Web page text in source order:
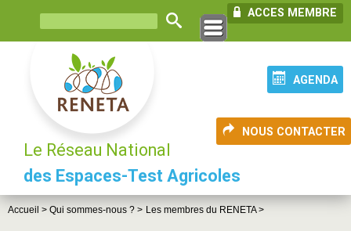
ACCES MEMBRE
AGENDA
NOUS CONTACTER
Le Réseau National
des Espaces-Test Agricoles
Accueil > Qui sommes-nous ? > Les membres du RENETA >